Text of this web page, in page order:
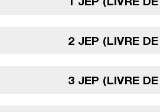
2 JEP (LIVRE
3 JEP (LIVRE